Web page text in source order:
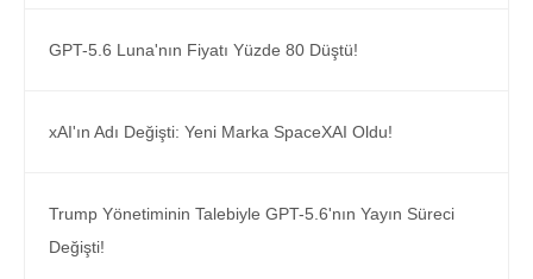
GPT-5.6 Luna'nın Fiyatı Yüzde 80 Düştü!
xAI'ın Adı Değişti: Yeni Marka SpaceXAI Oldu!
Trump Yönetiminin Talebiyle GPT-5.6'nın Yayın Süreci
Değişti!